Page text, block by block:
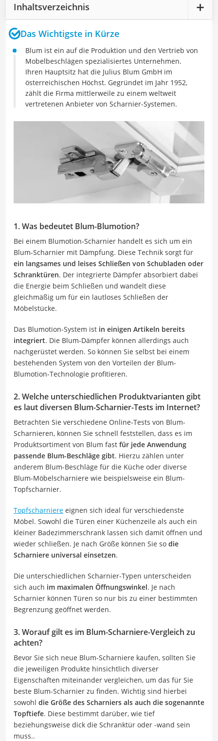
Inhaltsverzeichnis
Das Wichtigste in Kürze
Blum ist ein auf die Produktion und den Vertrieb von
Mobelbeschlägen spezialisiertes Unternehmen.
Ihren Hauptsitz hat die Julius Blum GmbH im
österreichischen Höchst. Gegründet im Jahr 1952,
zählt die Firma mittlerweile zu einem weltweit
vertretenen Anbieter von Scharnier-Systemen.
1. Was bedeutet Blum-Blumotion?
Bei einem Blumotion-Scharnier handelt es sich um ein
Blum-Scharnier mit Dämpfung. Diese Technik sorgt für
ein langsames und leises Schließen von Schubladen oder
Schranktüren. Der integrierte Dämpfer absorbiert dabei
die Energie beim Schließen und wandelt diese
gleichmäßig um für ein lautloses Schließen der
Möbelstücke.
Das Blumotion-System ist in einigen Artikeln bereits
integriert. Die Blum-Dämpfer können allerdings auch
nachgerüstet werden. So können Sie selbst bei einem
bestehenden System von den Vorteilen der Blum-
Blumotion-Technologie profitieren.
2. Welche unterschiedlichen Produktvarianten gibt
es laut diversen Blum-Scharnier-Tests im Internet?
Betrachten Sie verschiedene Online-Tests von Blum-
Scharnieren, können Sie schnell feststellen, dass es im
Produktsortiment von Blum fast für jede Anwendung
passende Blum-Beschläge gibt. Hierzu zählen unter
anderem Blum-Beschläge für die Küche oder diverse
Blum-Möbelscharniere wie beispielsweise ein Blum-
Topfscharnier.
Topfscharniere eignen sich ideal für verschiedenste
Möbel. Sowohl die Türen einer Küchenzeile als auch ein
kleiner Badezimmerschrank lassen sich damit öffnen und
wieder schließen. Je nach Größe können Sie so die
Scharniere universal einsetzen.
Die unterschiedlichen Scharnier-Typen unterscheiden
sich auch im maximalen Öffnungswinkel. Je nach
Scharnier können Türen so nur bis zu einer bestimmten
Begrenzung geöffnet werden.
3. Worauf gilt es im Blum-Scharniere-Vergleich zu
achten?
Bevor Sie sich neue Blum-Scharniere kaufen, sollten Sie
die jeweiligen Produkte hinsichtlich diverser
Eigenschaften miteinander vergleichen, um das für Sie
beste Blum-Scharnier zu finden. Wichtig sind hierbei
sowohl die Größe des Scharniers als auch die sogenannte
Topftiefe. Diese bestimmt darüber, wie tief
beziehungsweise dick die Schranktür oder -wand sein
muss..